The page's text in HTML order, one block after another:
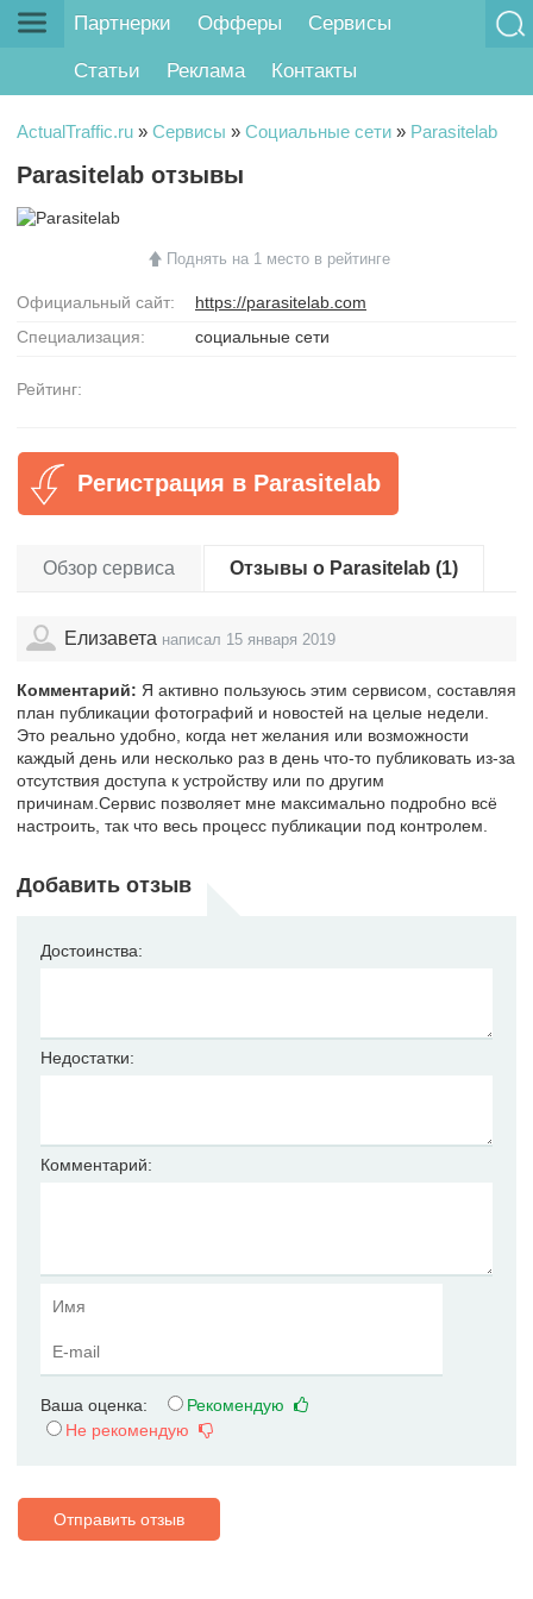
Партнерки Офферы Сервисы
Статьи Реклама Контакты
ActualTraffic.ru » Сервисы » Социальные сети » Parasitelab
Parasitelab отзывы
Поднять на 1 место в рейтинге
Официальный сайт:
https://parasitelab.com
Специализация:
социальные сети
Рейтинг:
Регистрация в Parasitelab
Обзор сервиса Отзывы о Parasitelab (1)
Елизавета написал 15 января 2019
Комментарий: Я активно пользуюсь этим сервисом, составляя
план публикации фотографий и новостей на целые недели.
Это реально удобно, когда нет желания или возможности
каждый день или несколько раз в день что-то публиковать из-за
отсутствия доступа к устройству или по другим
причинам.Сервис позволяет мне максимально подробно всё
настроить, так что весь процесс публикации под контролем.
Добавить отзыв
Достоинства:
Недостатки:
Комментарий:
Ваша оценка:
Рекомендую
Не рекомендую
Отправить отзыв